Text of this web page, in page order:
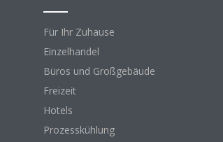
Für Ihr Zuhause
Einzelhandel
Büros und Großgebäude
Freizeit
Hotels
Prozesskühlung